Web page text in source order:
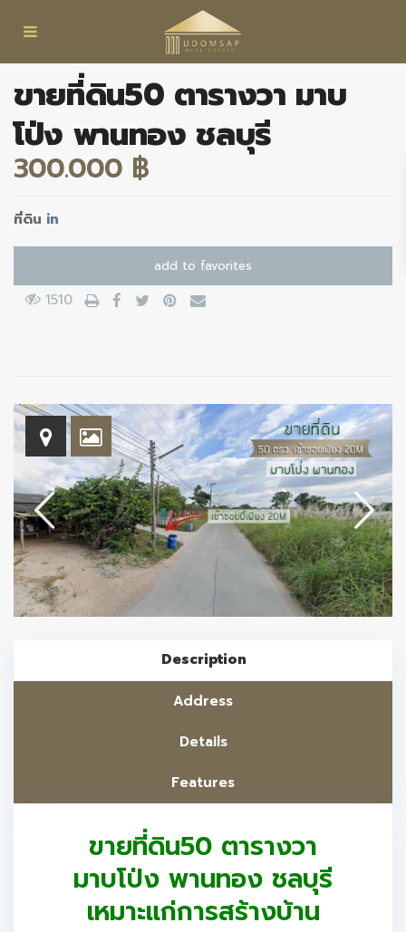
ขายที่ดิน50 ตารางวา มาบ
โป่ง พานทอง ชลบุรี
300.000 ฿
ที่ดิน in
add to favorites
1510
Description
Address
Details
Features
ขายที่ดิน50 ตารางวา
มาบโป่ง พานทอง ชลบุรี
เหมาะแก่การสร้างบ้าน